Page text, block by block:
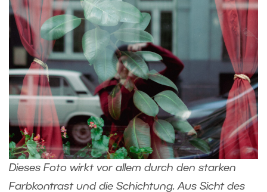
Dieses Foto wirkt vor allem durch den starken
Farbkontrast und die Schichtung. Aus Sicht des